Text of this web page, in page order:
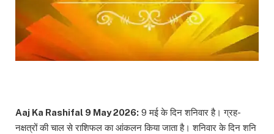
Aaj Ka Rashifal 9 May 2026: 9 मई के दिन शनिवार है। ग्रह-
नक्षत्रों की चाल से राशिफल का आंकलन किया जाता है। शनिवार के दिन शनि